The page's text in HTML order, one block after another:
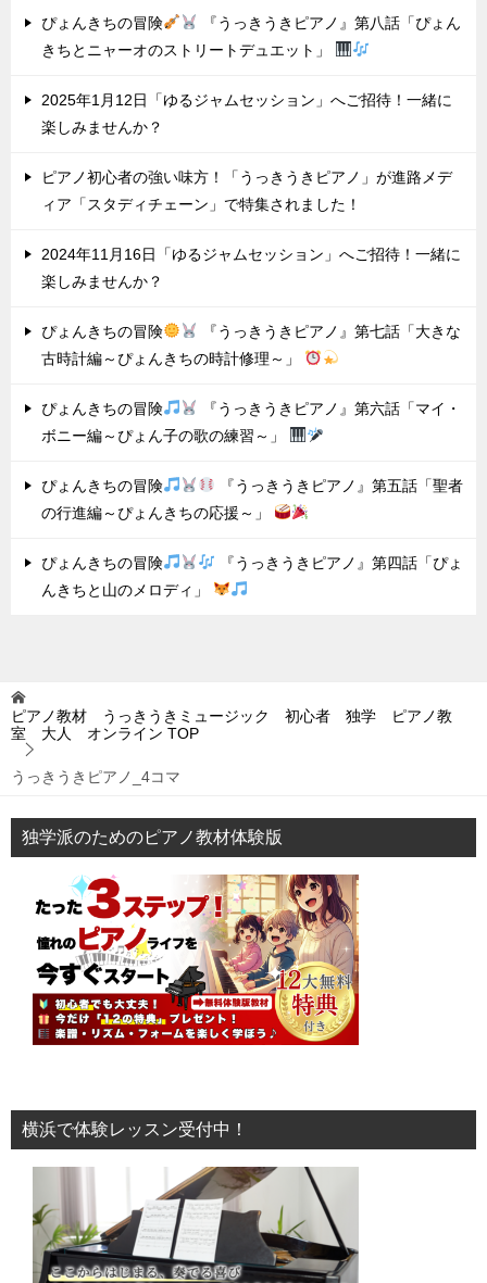
ぴょんきちの冒険
『うっきうきピアノ』第八話「ぴょん
きちとニャーオのストリートデュエット」
2025年1月12日「ゆるジャムセッション」へご招待！一緒に
楽しみませんか？
ピアノ初心者の強い味方！「うっきうきピアノ」が進路メデ
ィア「スタディチェーン」で特集されました！
2024年11月16日「ゆるジャムセッション」へご招待！一緒に
楽しみませんか？
ぴょんきちの冒険
『うっきうきピアノ』第七話「大きな
古時計編～ぴょんきちの時計修理～」
ぴょんきちの冒険
『うっきうきピアノ』第六話「マイ・
ボニー編～ぴょん子の歌の練習～」
ぴょんきちの冒険
『うっきうきピアノ』第五話「聖者
の行進編～ぴょんきちの応援～」
ぴょんきちの冒険
『うっきうきピアノ』第四話「ぴょ
んきちと山のメロディ」
ピアノ教材 うっきうきミュージック 初心者 独学 ピアノ教
室 大人 オンライン TOP
うっきうきピアノ_4コマ
独学派のためのピアノ教材体験版
横浜で体験レッスン受付中！